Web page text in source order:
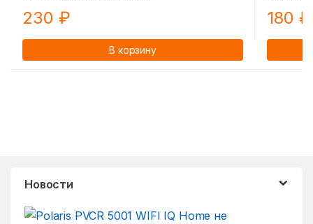
230 ₽
В корзину
180 ₽
Новости